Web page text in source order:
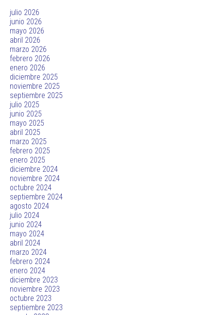
julio 2026
junio 2026
mayo 2026
abril 2026
marzo 2026
febrero 2026
enero 2026
diciembre 2025
noviembre 2025
septiembre 2025
julio 2025
junio 2025
mayo 2025
abril 2025
marzo 2025
febrero 2025
enero 2025
diciembre 2024
noviembre 2024
octubre 2024
septiembre 2024
agosto 2024
julio 2024
junio 2024
mayo 2024
abril 2024
marzo 2024
febrero 2024
enero 2024
diciembre 2023
noviembre 2023
octubre 2023
septiembre 2023